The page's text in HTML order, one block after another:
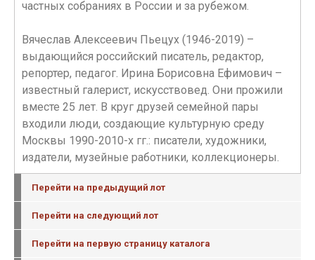
частных собраниях в России и за рубежом.
Вячеслав Алексеевич Пьецух (1946-2019) –
выдающийся российский писатель, редактор,
репортер, педагог. Ирина Борисовна Ефимович –
известный галерист, искусствовед. Они прожили
вместе 25 лет. В круг друзей семейной пары
входили люди, создающие культурную среду
Москвы 1990-2010-х гг.: писатели, художники,
издатели, музейные работники, коллекционеры.
Перейти на предыдущий лот
Перейти на следующий лот
Перейти на первую страницу каталога